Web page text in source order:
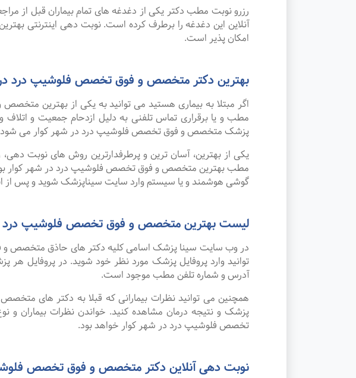
رزرو نوبت مطب دکتر یکی از دغدغه های تمام بیماران قبل از
آنلاین این دغدغه را برطرف کرده است. نوبت دهی اینترنتی
امکان پذیر است.
بهترین دکتر متخصص و فوق تخصص فلوشیپ درد
اگر مبتلا به بیماری هستید می توانید به یکی از بهترین
مطب و یا برقراری تماس تلفنی به دلیل ازدحام جمعیت و
پزشک متخصص و فوق تخصص فلوشیپ درد در شهر کوار می
یکی از بهترین، آسان ترین و پرطرفدارترین روش های نوبت
مطب بهترین متخصص و فوق تخصص فلوشیپ درد در شهر کوار بوده
گوشی هوشمند و یا سیستم وارد سایت سیناپزشک شوید و پس از
لیست بهترین متخصص و فوق تخصص فلوشیپ درد
در وب سایت سینا پزشک اسامی کلیه دکتر های حاذق متخصص و
توانید وارد پروفایل پزشک مورد نظر خود شوید. در پروفایل
آدرس و شماره تلفن مطب موجود است.
همچنین می توانید نظرات بیمارانی که قبلا به دکتر های
پزشک و نتیجه درمان مشاهده کنید. خواندن نظرات بیماران
تخصص فلوشیپ درد در شهر کوار خواهد بود.
نوبت دهی آنلاین دکتر متخصص و فوق تخصص